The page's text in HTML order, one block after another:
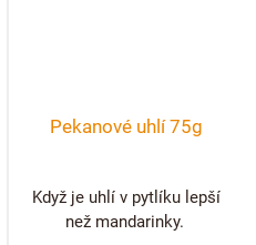
Pekanové uhlí 75g
Když je uhlí v pytlíku lepší
než mandarinky.